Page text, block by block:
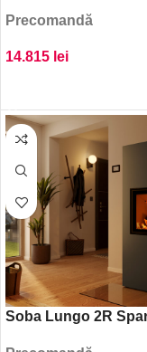
Precomandă
14.815 lei
Soba Lungo 2R